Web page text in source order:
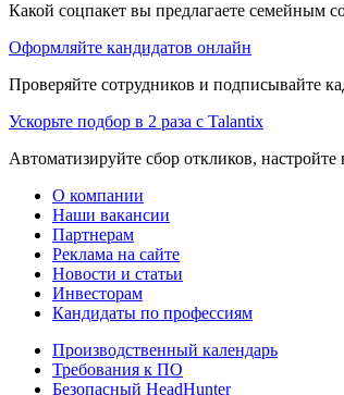
Какой соцпакет вы предлагаете семейным
Оформляйте кандидатов онлайн
Проверяйте сотрудников и подписывайте
Ускорьте подбор в 2 раза с Talantix
Автоматизируйте сбор откликов,
О компании
Наши вакансии
Партнерам
Реклама на сайте
Новости и статьи
Инвесторам
Кандидаты по профессиям
Производственный календарь
Требования к ПО
Безопасный HeadHunter